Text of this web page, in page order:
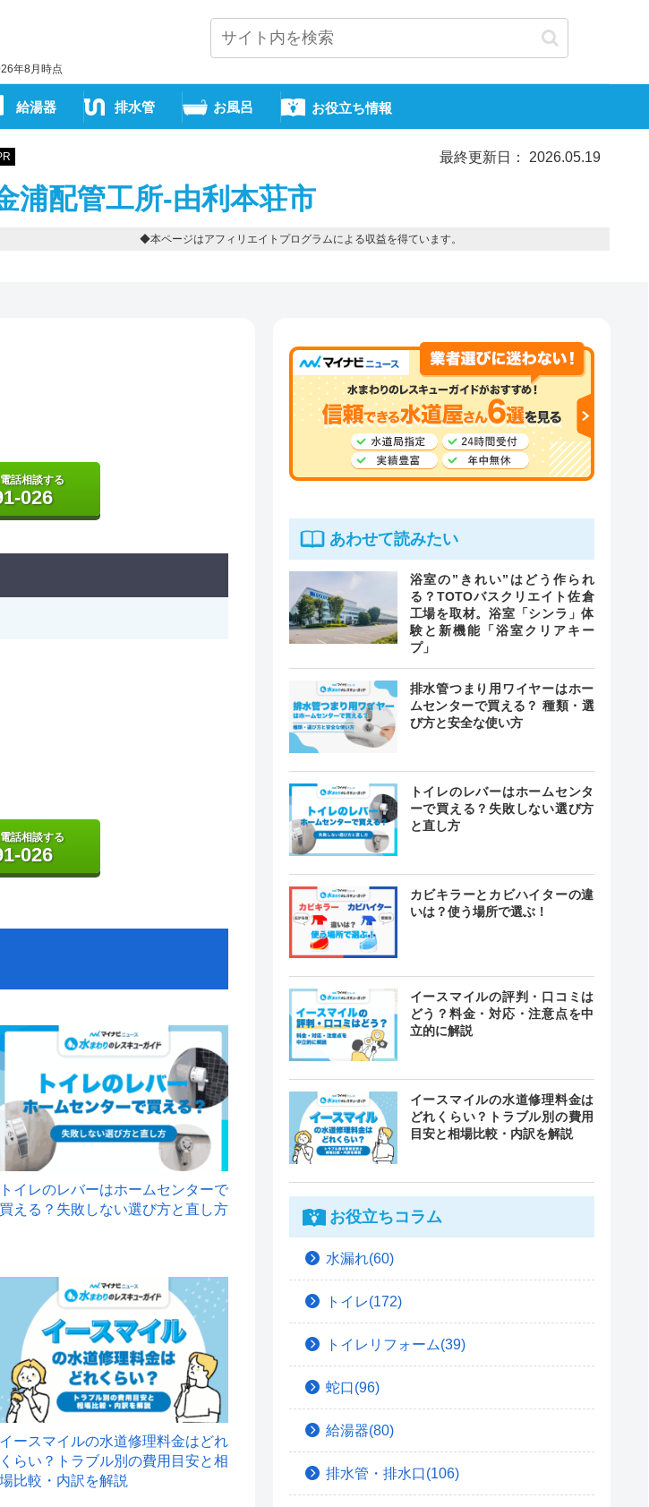
年8月時点
給湯器 排水管 お風呂 お役立ち情報
最終更新日： 2026.05.19
浦配管工所-由利本荘市
◆本ページはアフィリエイトプログラムによる収益を得ています。
話相談する
026
話相談する
026
トイレのレバーはホームセンターで
買える？失敗しない選び方と直し方
イースマイルの水道修理料金はどれ
くらい？トラブル別の費用目安と相
場比較・内訳を解説
あわせて読みたい
浴室の”きれい”はどう作られ
る？TOTOバスクリエイト佐倉
工場を取材。浴室「シンラ」体
験と新機能「浴室クリアキー
プ」
排水管つまり用ワイヤーはホー
ムセンターで買える？ 種類・選
び方と安全な使い方
トイレのレバーはホームセンタ
ーで買える？失敗しない選び方
と直し方
カビキラーとカビハイターの違
いは？使う場所で選ぶ！
イースマイルの評判・口コミは
どう？料金・対応・注意点を中
立的に解説
イースマイルの水道修理料金は
どれくらい？トラブル別の費用
目安と相場比較・内訳を解説
お役立ちコラム
水漏れ(60)
トイレ(172)
トイレリフォーム(39)
蛇口(96)
給湯器(80)
排水管・排水口(106)